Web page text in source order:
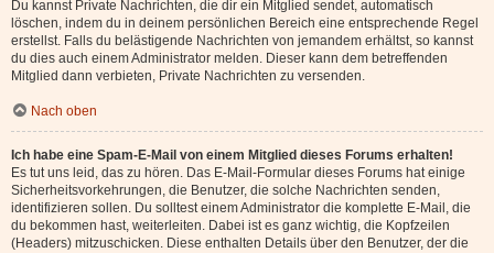
Du kannst Private Nachrichten, die dir ein Mitglied sendet, automatisch
löschen, indem du in deinem persönlichen Bereich eine entsprechende Regel
erstellst. Falls du belästigende Nachrichten von jemandem erhältst, so kannst
du dies auch einem Administrator melden. Dieser kann dem betreffenden
Mitglied dann verbieten, Private Nachrichten zu versenden.
Nach oben
Ich habe eine Spam-E-Mail von einem Mitglied dieses Forums erhalten!
Es tut uns leid, das zu hören. Das E-Mail-Formular dieses Forums hat einige
Sicherheitsvorkehrungen, die Benutzer, die solche Nachrichten senden,
identifizieren sollen. Du solltest einem Administrator die komplette E-Mail, die
du bekommen hast, weiterleiten. Dabei ist es ganz wichtig, die Kopfzeilen
(Headers) mitzuschicken. Diese enthalten Details über den Benutzer, der die